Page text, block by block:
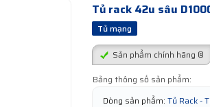
Tủ rack 42u sâu
Tủ mạng
Sản phẩm chính hãng ®
Bảng thông số sản phẩm:
Dòng sản phẩm: Tủ Rack -